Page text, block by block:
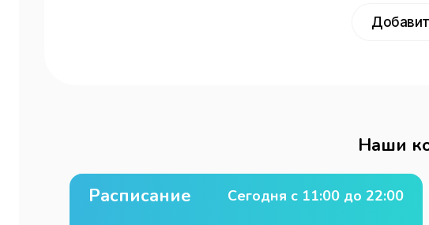
Наши
Расписание Сегодня с 11:00 до 22:00